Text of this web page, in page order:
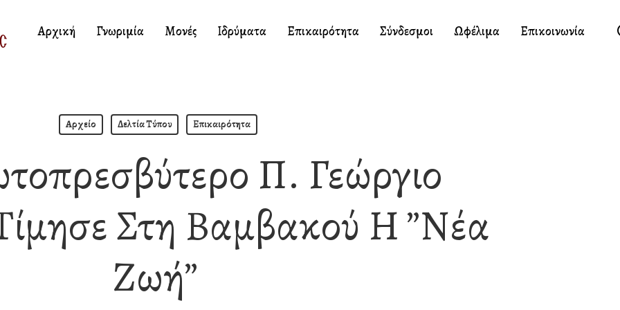
Αρχική Γνωριμία Μονές Ιδρύματα Επικαιρότητα Σύνδεσμοι Ωφέλιμα Επικοινωνία
Αρχείο Δελτία Τύπου Επικαιρότητα
Π. Γεώργιο
Στη Βαμβακού Η ”Νέα
Ζωή”